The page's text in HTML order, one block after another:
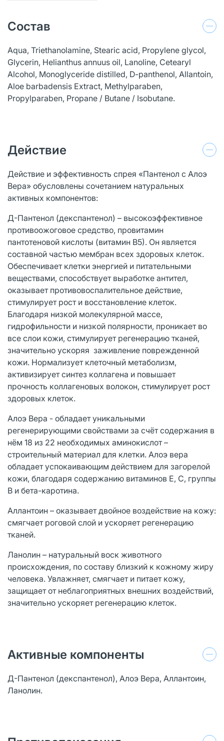
Состав
Aqua, Triethanolamine, Stearic acid, Propylene glycol,
Glycerin, Helianthus annuus oil, Lanoline, Cetearyl
Alcohol, Monoglyceride distilled, D-panthenol, Allantoin,
Aloe barbadensis Extract, Methylparaben,
Propylparaben, Propane / Butane / Isobutane.
Действие
Действие и эффективность спрея «Пантенол с Алоэ
Вера» обусловлены сочетанием натуральных
активных компонентов:
Д-Пантенол (декспантенол) – высокоэффективное
противоожоговое средство, провитамин
пантотеновой кислоты (витамин В5). Он является
составной частью мембран всех здоровых клеток.
Обеспечивает клетки энергией и питательными
веществами, способствует выработке антител,
оказывает противовоспалительное действие,
стимулирует рост и восстановление клеток.
Благодаря низкой молекулярной массе,
гидрофильности и низкой полярности, проникает во
все слои кожи, стимулирует регенерацию тканей,
значительно ускоряя заживление поврежденной
кожи. Нормализует клеточный метаболизм,
активизирует синтез коллагена и повышает
прочность коллагеновых волокон, стимулирует рост
здоровых клеток.
Алоэ Вера - обладает уникальными
регенерирующими свойствами за счёт содержания в
нём 18 из 22 необходимых аминокислот –
строительный материал для клетки. Алоэ вера
обладает успокаивающим действием для загорелой
кожи, благодаря содержанию витаминов Е, С, группы
В и бета-каротина.
Аллантоин – оказывает двойное воздействие на кожу:
смягчает роговой слой и ускоряет регенерацию
тканей.
Ланолин – натуральный воск животного
происхождения, по составу близкий к кожному жиру
человека. Увлажняет, смягчает и питает кожу,
защищает от неблагоприятных внешних воздействий,
значительно ускоряет регенерацию клеток.
Активные компоненты
Д-Пантенол (декспантенол), Алоэ Вера, Аллантоин,
Ланолин.